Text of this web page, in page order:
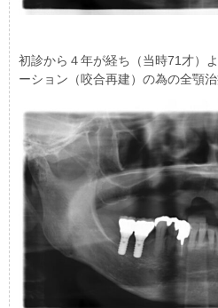
初診から４年が経ち（当時71才）
ーション（咬合再建）の為の全顎